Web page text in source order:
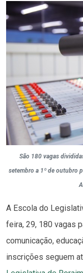
São 180 vagas
setembro a 1º de outubro
A Escola do
feira, 29, 180 vagas
comunicação,
inscrições seguem